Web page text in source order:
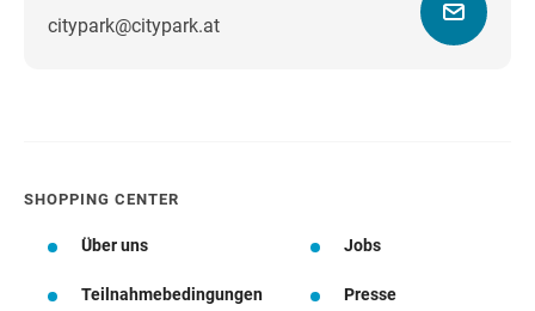
citypark@citypark.atWegbeschreibung
SHOPPING CENTER
Über uns Jobs
Teilnahmebedingungen Presse